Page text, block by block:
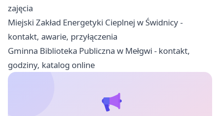
zajęcia
Miejski Zakład Energetyki Cieplnej w Świdnicy -
kontakt, awarie, przyłączenia
Gminna Biblioteka Publiczna w Mełgwi - kontakt,
godziny, katalog online